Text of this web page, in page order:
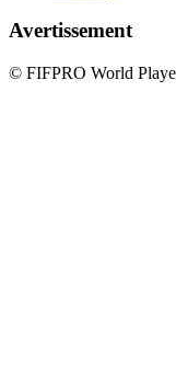
Avertissement
© FIFPRO World